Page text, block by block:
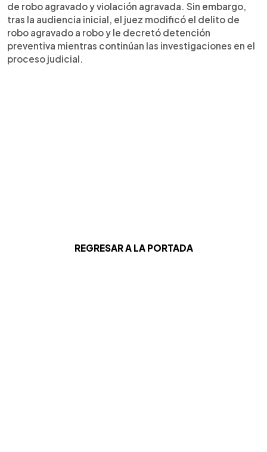
de robo agravado y violación agravada. Sin embargo,
tras la audiencia inicial, el juez modificó el delito de
robo agravado a robo y le decretó detención
preventiva mientras continúan las investigaciones en el
proceso judicial.
REGRESAR A LA PORTADA